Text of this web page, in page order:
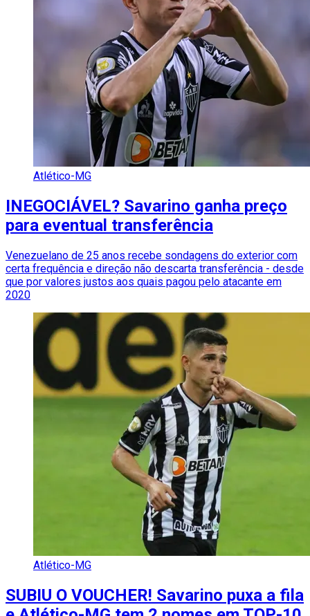
Atlético-MG
INEGOCIÁVEL? Savarino ganha preço
para eventual transferência
Venezuelano de 25 anos recebe sondagens do exterior com
certa frequência e direção não descarta transferência - desde
que por valores justos aos quais pagou pelo atacante em
2020
Atlético-MG
SUBIU O VOUCHER! Savarino puxa a fila